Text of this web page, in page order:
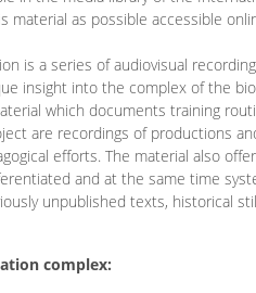
material as possible accessible
is a series of audiovisual
insight into the complex of the
which documents training
are recordings of productions
efforts. The material also
and at the same time
unpublished texts, historical
complex: